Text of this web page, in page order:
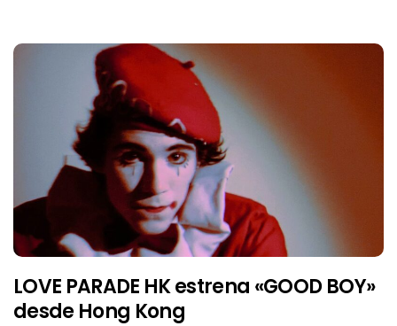
LOVE PARADE HK estrena «GOOD BOY»
desde Hong Kong